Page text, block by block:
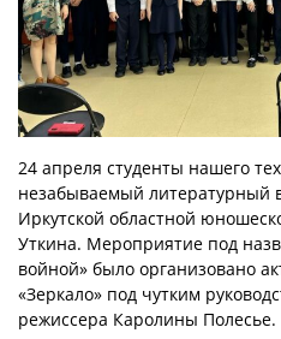
24 апреля студенты нашего
незабываемый литературный
Иркутской областной
Уткина. Мероприятие под
войной» было организовано
«Зеркало» под чутким
режиссера Каролины Полесье.